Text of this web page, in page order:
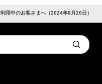
用中のお客さまへ（2024年8月20日）
Submit